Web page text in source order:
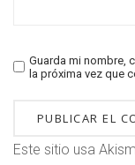
Guarda mi nombre,
la próxima vez que
Este sitio usa